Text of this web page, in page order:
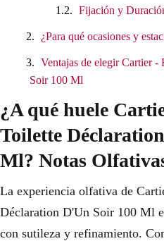
Fijación y
¿Para qué ocasiones y
Ventajas de elegir Cartier
Soir 100 Ml
¿A qué huele
Toilette
Ml? Notas
La experiencia olfativa de
Déclaration D'Un Soir 100 Ml
con sutileza y refinamiento.